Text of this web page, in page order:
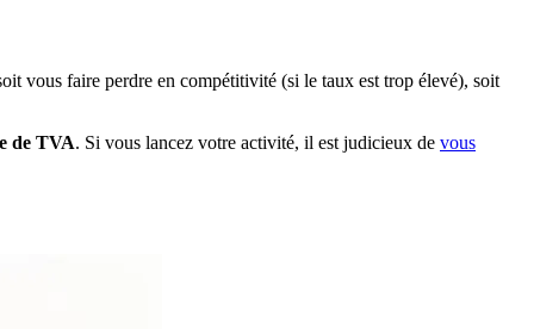
vous faire perdre en compétitivité (si le taux est trop élevé), soit
de TVA. Si vous lancez votre activité, il est judicieux de vous